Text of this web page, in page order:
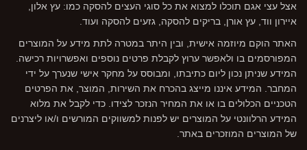
אצל עצי אגם תוכלו למצוא את כל סוגי העצים להסקה כמו: עץ אלון,
איירון ווד, עץ אורן, בריקים להסקה, גזעים להסקה ועוד.
האתר הוקם מיוזמה אישית, ובין היתר במטרה לתת מידע על המוצרים
המפורסמים בו ולאפשר ערוץ לקבלת פרטים נוספים ואפשרויות רכישה.
המידע שניתן נכון ליום כתיבתו, ומבוסס על מחקר אישי שנערך על ידי
המחבר. המידע איננו מייצג בהכרח את השירות, המוצר, את הפרטים
הטכניים הכלולים בו או את המחיר הנזכר לצידו. כדי לקבל את מלוא
המידע הרלוונטי על המוצרים יש לפנות למשווקים המורשים ו/או ליצרנים
של המוצרים המוזכרים באתר.